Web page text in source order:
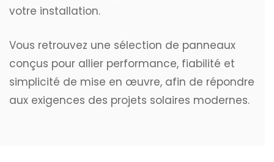
votre installation.
Vous retrouvez une sélection de panneaux
conçus pour allier performance, fiabilité et
simplicité de mise en œuvre, afin de répondre
aux exigences des projets solaires modernes.